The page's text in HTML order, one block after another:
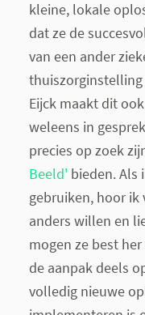
kleine, lokale
dat ze de
van een ander
thuiszorginstelling
Eijck maakt dit
weleens in
precies op zoek
Beeld' bieden. Als
gebruiken, hoor ik
anders willen en
mogen ze best
de aanpak deels
volledig nieuwe